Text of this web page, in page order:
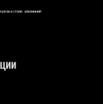
резка стали алюминий